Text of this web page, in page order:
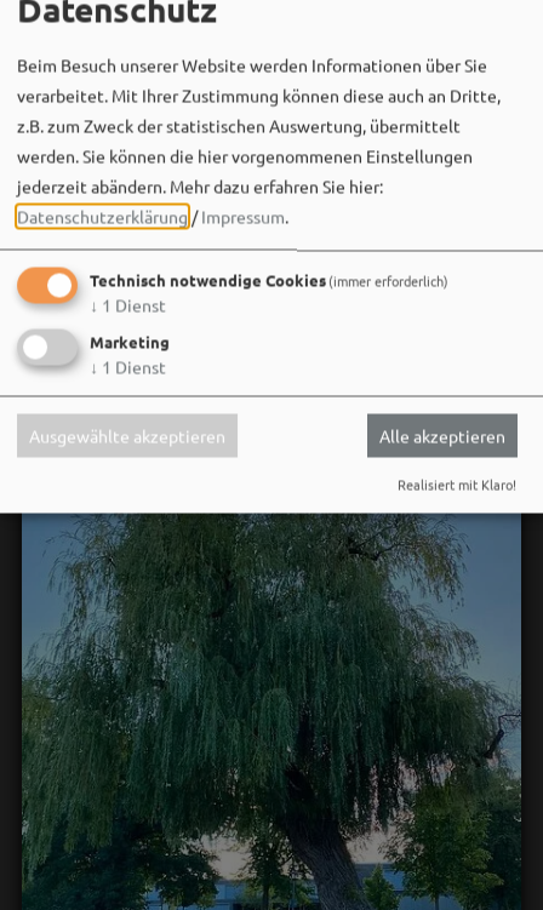
Bergwaldtheater
06. August um 18:08 via Facebook
Sei wie Luisa & Chiara!
Komm am 08.08. ins Bergwaldtheater und hol dir deinen
neuen Ohrwurm. 🎤✨
Gute Musik, beste Stimmung und ein Sommerabend,
der im Kopf bleibt. 🌿🎵
Wir sehen uns…
Beim Besuch unserer Website werden Informationen über Sie
verarbeitet. Mit Ihrer Zustimmung können diese auch an Dritte,
z.B. zum Zweck der statistischen Auswertung, übermittelt
werden. Sie können die hier vorgenommenen Einstellungen
jederzeit abändern. Mehr dazu erfahren Sie hier:
Datenschutzerklärung /Impressum.
Technisch notwendige Cookies(immer erforderlich)
↓ 1 Dienst
Marketing
↓ 1 Dienst
Ausgewählte akzeptieren Alle akzeptieren
Realisiert mit Klaro!